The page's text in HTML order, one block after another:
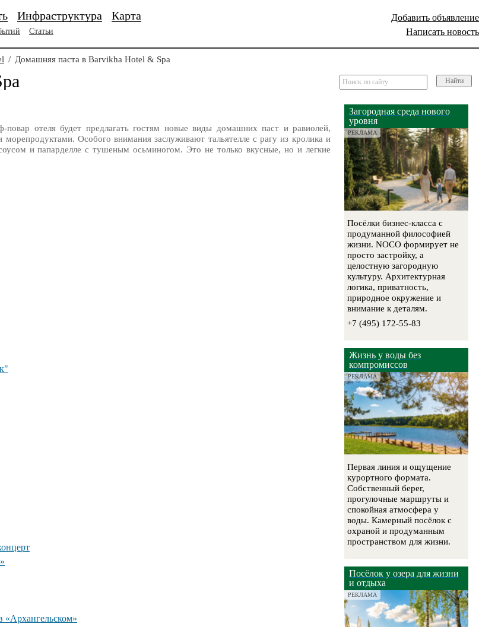
Добавить объявление
Написать новость
Инфраструктура Карта
Статьи
/ Домашняя паста в Barvikha Hotel & Spa
отеля будет предлагать гостям новые виды домашних паст и равиолей,
Особого внимания заслуживают тальятелле с рагу из кролика и
и папарделле с тушеным осьминогом. Это не только вкусные, но и легкие
«Архангельском»
Найти
Загородная среда нового
уровня
РЕКЛАМА
Посёлки бизнес-класса с
продуманной философией
жизни. NOCO формирует не
просто застройку, а
целостную загородную
культуру. Архитектурная
логика, приватность,
природное окружение и
внимание к деталям.
+7 (495) 172-55-83
Жизнь у воды без
компромиссов
РЕКЛАМА
Первая линия и ощущение
курортного формата.
Собственный берег,
прогулочные маршруты и
спокойная атмосфера у
воды. Камерный посёлок с
охраной и продуманным
пространством для жизни.
Посёлок у озера для жизни
и отдыха
РЕКЛАМА